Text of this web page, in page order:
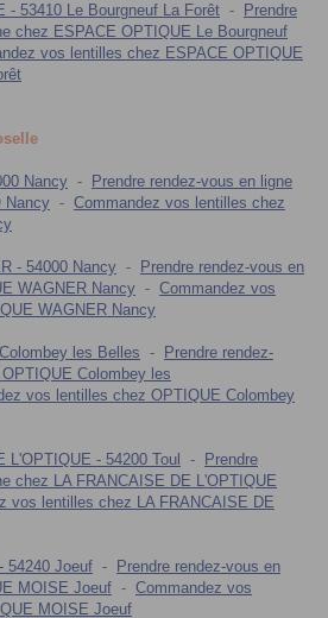
- 53410 Le Bourgneuf La Forêt -
Prendre
chez ESPACE OPTIQUE Le Bourgneuf
vos lentilles chez ESPACE OPTIQUE
Nancy -
Prendre rendez-vous en ligne
Nancy - Commandez vos lentilles chez
- 54000 Nancy -
Prendre rendez-vous en
WAGNER Nancy - Commandez vos
WAGNER Nancy
les Belles -
Prendre rendez-
Colombey les
vos lentilles chez OPTIQUE Colombey
L'OPTIQUE - 54200 Toul -
Prendre
chez LA FRANCAISE DE L'OPTIQUE
vos lentilles chez LA FRANCAISE DE
54240 Joeuf -
Prendre rendez-vous en
MOISE Joeuf - Commandez vos
MOISE Joeuf